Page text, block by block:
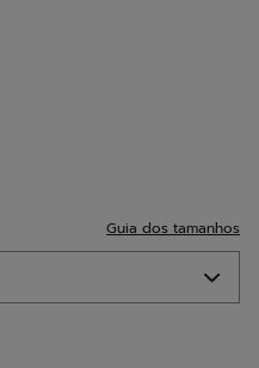
Guia dos tamanhos